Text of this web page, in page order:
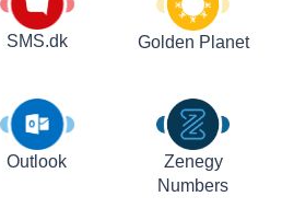
SMS.dk Golden Planet
Outlook
Zenegy
Numbers